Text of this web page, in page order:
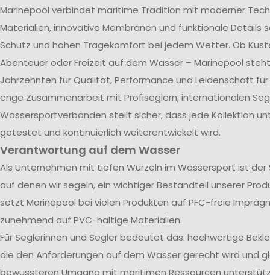
Marinepool verbindet maritime Tradition mit moderner
Materialien, innovative Membranen und funktionale Details
Schutz und hohen Tragekomfort bei jedem Wetter. Ob
Abenteuer oder Freizeit auf dem Wasser – Marinepool
Jahrzehnten für Qualität, Performance und Leidenschaft
enge Zusammenarbeit mit Profiseglern, internationalen
Wassersportverbänden stellt sicher, dass jede Kollektion
getestet und kontinuierlich weiterentwickelt wird.
Verantwortung auf dem Wasser
Als Unternehmen mit tiefen Wurzeln im Wassersport ist der
auf denen wir segeln, ein wichtiger Bestandteil unserer
setzt Marinepool bei vielen Produkten auf PFC-freie
zunehmend auf PVC-haltige Materialien.
Für Seglerinnen und Segler bedeutet das: hochwertige
die den Anforderungen auf dem Wasser gerecht wird und
bewussteren Umgang mit maritimen Ressourcen